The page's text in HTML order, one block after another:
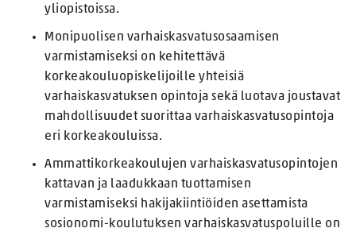
yliopistoissa.
Monipuolisen varhaiskasvatusosaamisen
varmistamiseksi on kehitettävä
korkeakouluopiskelijoille yhteisiä
varhaiskasvatuksen opintoja sekä luotava joustavat
mahdollisuudet suorittaa varhaiskasvatusopintoja
eri korkeakouluissa.
Ammattikorkeakoulujen varhaiskasvatusopintojen
kattavan ja laadukkaan tuottamisen
varmistamiseksi hakijakiintiöiden asettamista
sosionomi-koulutuksen varhaiskasvatuspoluille on